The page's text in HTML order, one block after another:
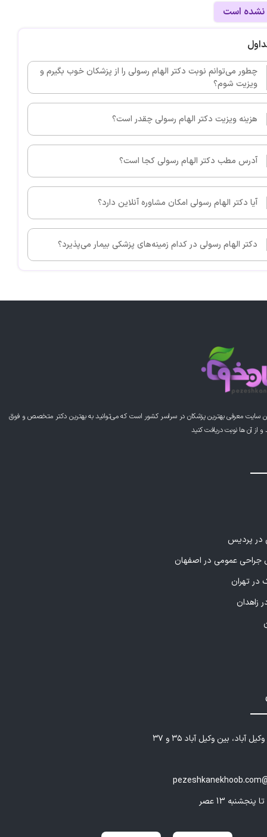
نشده است
چطور می‌توانم نوبت دکتر الهام رسولی را از پزشکان خوب بگیرم و
ویزیت شوم؟
هزینه ویزیت دکتر الهام رسولی چقدر است؟
آدرس مطب دکتر الهام رسولی کجا است؟
آیا دکتر الهام رسولی امکان مشاوره آنلاین دارد؟
دکتر الهام رسولی در کدام زمینه‌های پزشکی بیمار می‌پذیرد؟
سایت معرفی بهترین پزشکان در سراسر کشور است که می‌توانید به بهترین دکتر متخصص و فوق
آن ها نوبت دریافت کنید
در پردیس
عمومی در اصفهان
در تهران
زاهدان
آباد، بین وکیل آباد ۳۵ و ۳۷